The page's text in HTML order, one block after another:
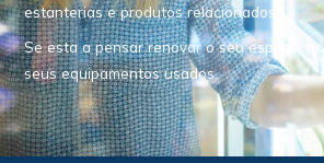
estanterias e produtos relacionados.
Se esta a pensar renovar o seu espaço,
seus equipamentos usados.